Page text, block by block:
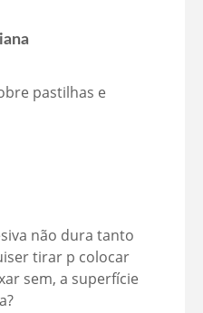
pastilhas e
não dura tanto
tirar p colocar
sem, a superfície